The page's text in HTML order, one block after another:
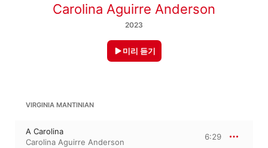
Carolina Aguirre Anderson
2023
미리 듣기
VIRGINIA MANTINIAN
A Carolina
Carolina Aguirre Anderson
6:29